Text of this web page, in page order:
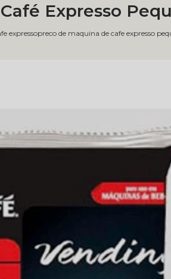
expressopreco de maquina de cafe expresso
Expresso